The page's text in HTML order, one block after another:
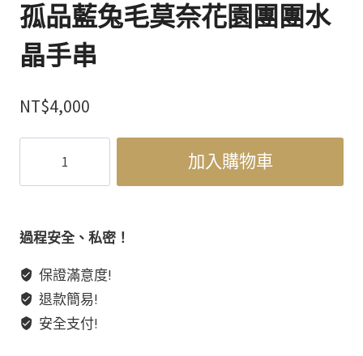
孤品藍兔毛莫奈花園團團水
晶手串
NT$4,000
藍
毛
奈
花
園
加入購物車
過程安全、私密！
保證滿意度!
退款簡易!
安全支付!